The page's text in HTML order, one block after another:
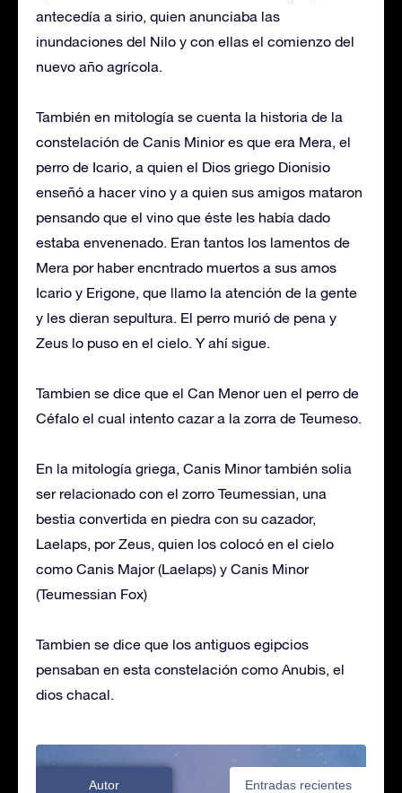
antecedía a sirio, quien anunciaba las
inundaciones del Nilo y con ellas el comienzo del
nuevo año agrícola.
También en mitología se cuenta la historia de la
constelación de Canis Minior es que era Mera, el
perro de Icario, a quien el Dios griego Dionisio
enseñó a hacer vino y a quien sus amigos mataron
pensando que el vino que éste les había dado
estaba envenenado. Eran tantos los lamentos de
Mera por haber encntrado muertos a sus amos
Icario y Erigone, que llamo la atención de la gente
y les dieran sepultura. El perro murió de pena y
Zeus lo puso en el cielo. Y ahí sigue.
Tambien se dice que el Can Menor uen el perro de
Céfalo el cual intento cazar a la zorra de Teumeso.
En la mitología griega, Canis Minor también solia
ser relacionado con el zorro Teumessian, una
bestia convertida en piedra con su cazador,
Laelaps, por Zeus, quien los colocó en el cielo
como Canis Major (Laelaps) y Canis Minor
(Teumessian Fox)
Tambien se dice que los antiguos egipcios
pensaban en esta constelación como Anubis, el
dios chacal.
Autor Entradas recientes